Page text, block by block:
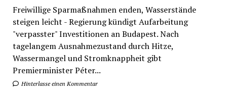
Freiwillige Sparmaßnahmen enden, Wasserstände
steigen leicht - Regierung kündigt Aufarbeitung
"verpasster" Investitionen an Budapest. Nach
tagelangem Ausnahmezustand durch Hitze,
Wassermangel und Stromknappheit gibt
Premierminister Péter...
Hinterlasse einen Kommentar